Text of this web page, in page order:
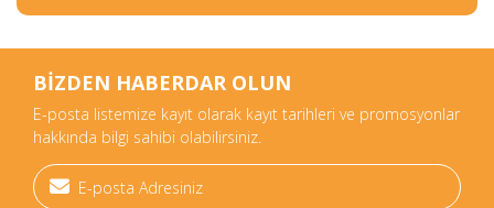
BİZDEN HABERDAR OLUN
E-posta listemize kayıt olarak kayıt tarihleri ve promosyonlar
hakkında bilgi sahibi olabilirsiniz.